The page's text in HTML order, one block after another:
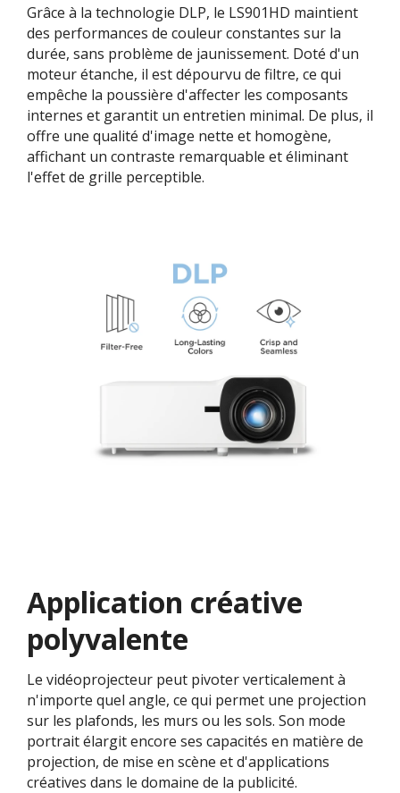
Grâce à la technologie DLP, le LS901HD maintient
des performances de couleur constantes sur la
durée, sans problème de jaunissement. Doté d'un
moteur étanche, il est dépourvu de filtre, ce qui
empêche la poussière d'affecter les composants
internes et garantit un entretien minimal. De plus, il
offre une qualité d'image nette et homogène,
affichant un contraste remarquable et éliminant
l'effet de grille perceptible.
Application créative
polyvalente
Le vidéoprojecteur peut pivoter verticalement à
n'importe quel angle, ce qui permet une projection
sur les plafonds, les murs ou les sols. Son mode
portrait élargit encore ses capacités en matière de
projection, de mise en scène et d'applications
créatives dans le domaine de la publicité.